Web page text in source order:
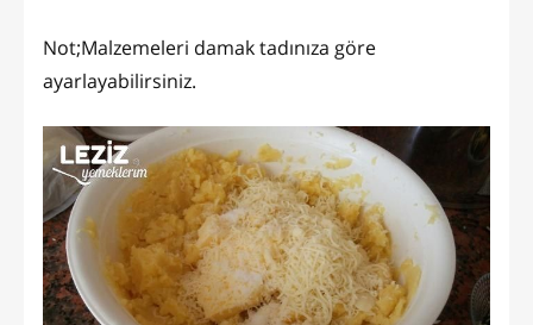
Not;Malzemeleri damak tadınıza göre
ayarlayabilirsiniz.